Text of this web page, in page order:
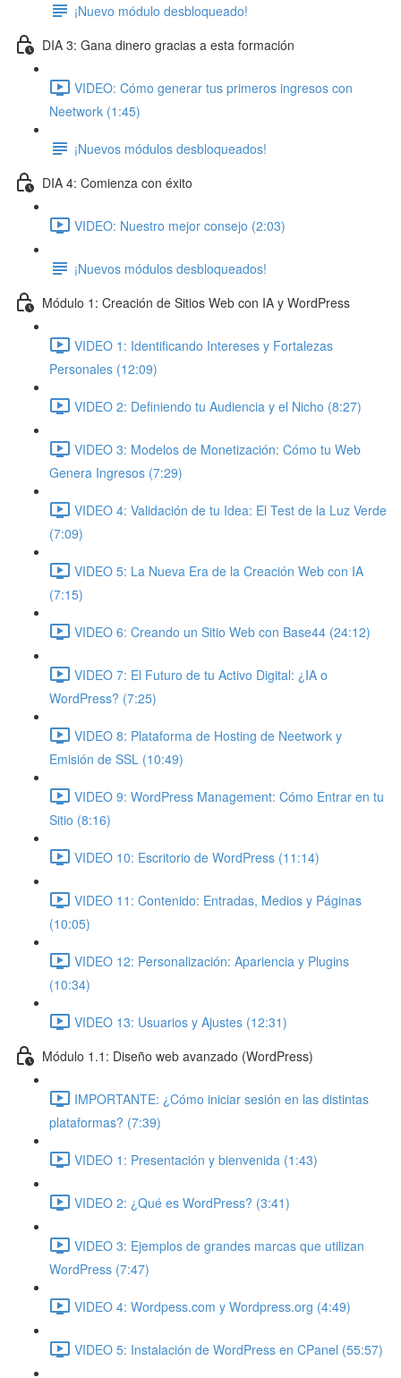
¡Nuevo módulo desbloqueado!
DIA 3: Gana dinero gracias a esta formación
VIDEO: Cómo generar tus primeros ingresos con
Neetwork (1:45)
¡Nuevos módulos desbloqueados!
DIA 4: Comienza con éxito
VIDEO: Nuestro mejor consejo (2:03)
¡Nuevos módulos desbloqueados!
Módulo 1: Creación de Sitios Web con IA y WordPress
VIDEO 1: Identificando Intereses y Fortalezas
Personales (12:09)
VIDEO 2: Definiendo tu Audiencia y el Nicho (8:27)
VIDEO 3: Modelos de Monetización: Cómo tu Web
Genera Ingresos (7:29)
VIDEO 4: Validación de tu Idea: El Test de la Luz Verde
(7:09)
VIDEO 5: La Nueva Era de la Creación Web con IA
(7:15)
VIDEO 6: Creando un Sitio Web con Base44 (24:12)
VIDEO 7: El Futuro de tu Activo Digital: ¿IA o
WordPress? (7:25)
VIDEO 8: Plataforma de Hosting de Neetwork y
Emisión de SSL (10:49)
VIDEO 9: WordPress Management: Cómo Entrar en tu
Sitio (8:16)
VIDEO 10: Escritorio de WordPress (11:14)
VIDEO 11: Contenido: Entradas, Medios y Páginas
(10:05)
VIDEO 12: Personalización: Apariencia y Plugins
(10:34)
VIDEO 13: Usuarios y Ajustes (12:31)
Módulo 1.1: Diseño web avanzado (WordPress)
IMPORTANTE: ¿Cómo iniciar sesión en las distintas
plataformas? (7:39)
VIDEO 1: Presentación y bienvenida (1:43)
VIDEO 2: ¿Qué es WordPress? (3:41)
VIDEO 3: Ejemplos de grandes marcas que utilizan
WordPress (7:47)
VIDEO 4: Wordpess.com y Wordpress.org (4:49)
VIDEO 5: Instalación de WordPress en CPanel (55:57)